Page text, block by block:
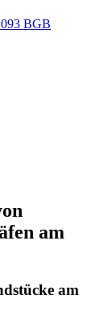
BGB
am
am